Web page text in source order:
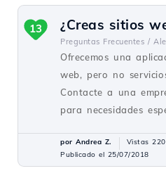
¿Creas sitios
Preguntas Frecuentes /
Ofrecemos una
web, pero no
Contacte a una
para necesidades
13
por Andrea Z. Vistas
Publicado el 25/07/2018